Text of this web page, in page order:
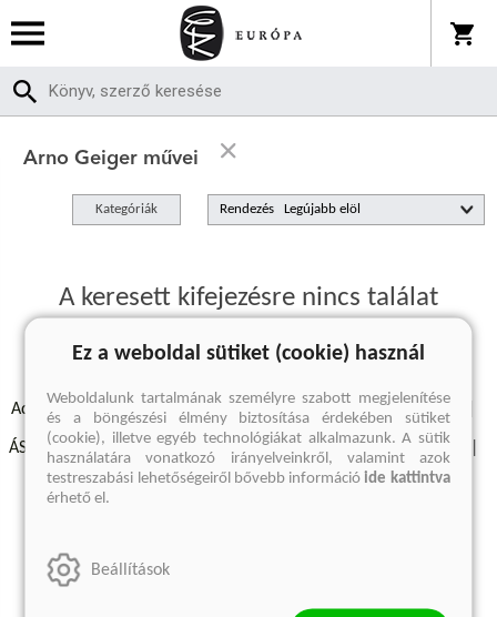
Arno Geiger művei
Kategóriák Rendezés
A keresett kifejezésre nincs találat
Adatvédelmi szabályzatok Elállási felmondási nyilatkozat
ÁSZF - Vásárlási feltételek A kiadóról Süti beállítások
Árkötött termékek Kommentelési szabályzat
Ez a weboldal sütiket (cookie) használ
Weboldalunk tartalmának személyre szabott megjelenítése
és a böngészési élmény biztosítása érdekében sütiket
(cookie), illetve egyéb technológiákat alkalmazunk. A sütik
használatára vonatkozó irányelveinkről, valamint azok
testreszabási lehetőségeiről bővebb információide kattintva
érhető el.
Beállítások